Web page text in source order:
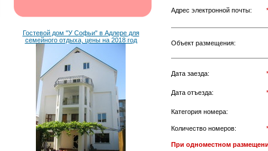
Гостевой дом "У Софьи" в Адлере для
семейного отдыха, цены на 2018 год
Адрес электронной почты: *
Объект размещения:
Дата заезда: *
Дата отъезда: *
Категория номера:
Количество номеров: *
При одноместном